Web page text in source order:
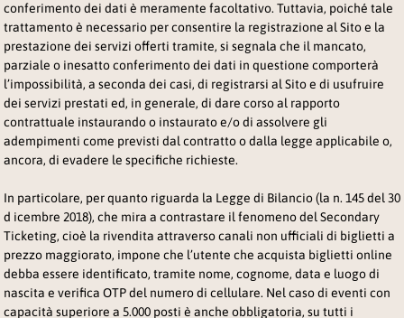
conferimento dei dati è meramente facoltativo. Tuttavia, poiché tale
trattamento è necessario per consentire la registrazione al Sito e la
prestazione dei servizi offerti tramite, si segnala che il mancato,
parziale o inesatto conferimento dei dati in questione comporterà
l’impossibilità, a seconda dei casi, di registrarsi al Sito e di usufruire
dei servizi prestati ed, in generale, di dare corso al rapporto
contrattuale instaurando o instaurato e/o di assolvere gli
adempimenti come previsti dal contratto o dalla legge applicabile o,
ancora, di evadere le specifiche richieste.
In particolare, per quanto riguarda la Legge di Bilancio (la n. 145 del 30
d icembre 2018), che mira a contrastare il fenomeno del Secondary
Ticketing, cioè la rivendita attraverso canali non ufficiali di biglietti a
prezzo maggiorato, impone che l’utente che acquista biglietti online
debba essere identificato, tramite nome, cognome, data e luogo di
nascita e verifica OTP del numero di cellulare. Nel caso di eventi con
capacità superiore a 5.000 posti è anche obbligatoria, su tutti i